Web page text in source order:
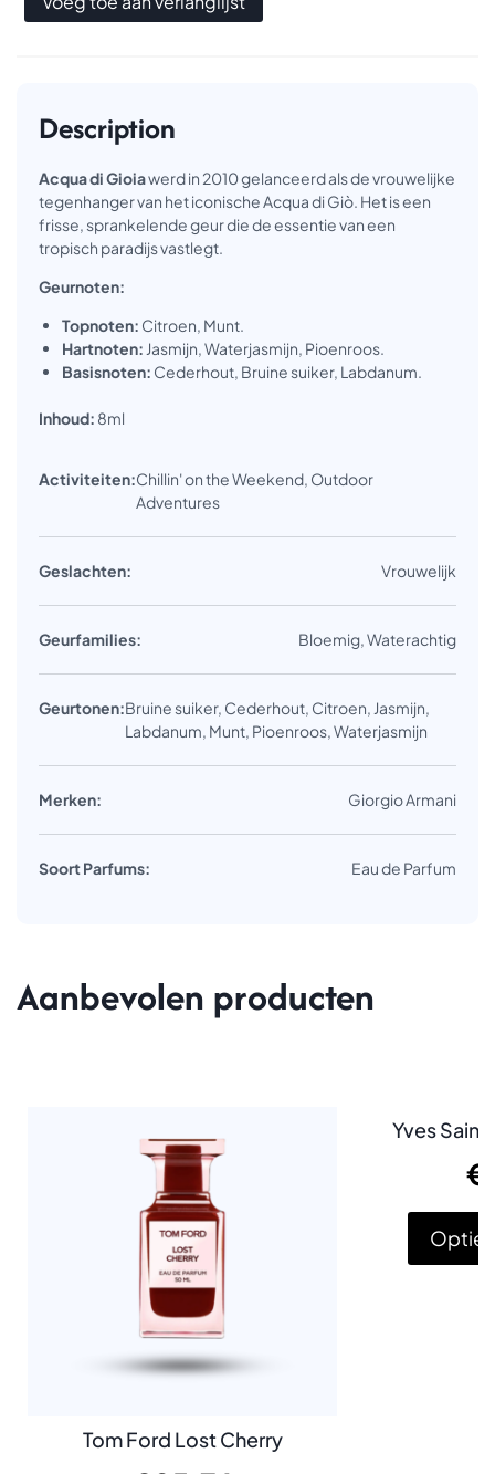
Description
Acqua di Gioiawerd in 2010 gelanceerd als de vrouwelijke
tegenhanger van het iconische Acqua di Giò. Het is een
frisse, sprankelende geur die de essentie van een
tropisch paradijs vastlegt.
Geurnoten:
Topnoten: Citroen, Munt.
Hartnoten: Jasmijn, Waterjasmijn, Pioenroos.
Basisnoten: Cederhout, Bruine suiker, Labdanum.
Inhoud: 8ml
Activiteiten:Chillin' on the Weekend, Outdoor
Adventures
Geslachten: Vrouwelijk
Geurfamilies: Bloemig, Waterachtig
Geurtonen:Bruine suiker, Cederhout, Citroen, Jasmijn,
Labdanum, Munt, Pioenroos, Waterjasmijn
Merken: Giorgio Armani
Soort Parfums: Eau de Parfum
Aanbevolen producten
Tom Ford Lost Cherry
Yves Saint
€